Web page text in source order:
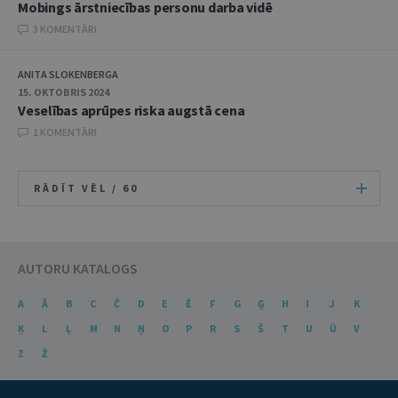
Mobings ārstniecības personu darba vidē
3 KOMENTĀRI
ANITA SLOKENBERGA
15. OKTOBRIS 2024
Veselības aprūpes riska augstā cena
1 KOMENTĀRI
RĀDĪT VĒL / 60
AUTORU KATALOGS
A Ā B C Č D E Ē F G Ģ H I J
K
Ķ
L Ļ M N Ņ O P R S Š T U Ū
V
Z
Ž